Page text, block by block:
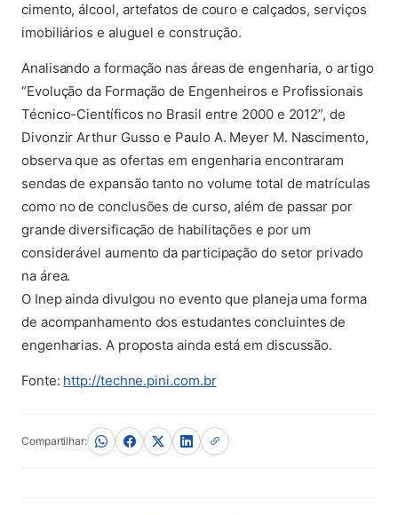
cimento, álcool, artefatos de couro e calçados, serviços
imobiliários e aluguel e construção.
Analisando a formação nas áreas de engenharia, o artigo
“Evolução da Formação de Engenheiros e Profissionais
Técnico-Científicos no Brasil entre 2000 e 2012”, de
Divonzir Arthur Gusso e Paulo A. Meyer M. Nascimento,
observa que as ofertas em engenharia encontraram
sendas de expansão tanto no volume total de matrículas
como no de conclusões de curso, além de passar por
grande diversificação de habilitações e por um
considerável aumento da participação do setor privado
na área.
O Inep ainda divulgou no evento que planeja uma forma
de acompanhamento dos estudantes concluintes de
engenharias. A proposta ainda está em discussão.
Fonte: http://techne.pini.com.br(abre em nova aba)
Compartilhar: